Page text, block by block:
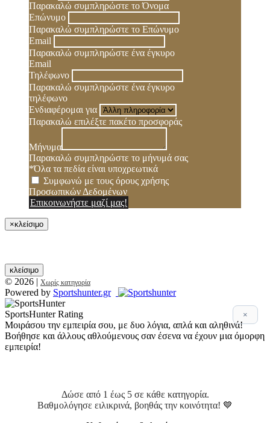
Παρακαλώ συμπληρώστε το Όνομα
Επώνυμο
Παρακαλώ συμπληρώστε το Επώνυμο
Email
Παρακαλώ συμπληρώστε ένα έγκυρο
Email
Τηλέφωνο
Παρακαλώ συμπληρώστε ένα έγκυρο
τηλέφωνο
Ενδιαφέρομαι για
Παρακαλώ επιλέξτε πακέτο προσφοράς
Μήνυμα
Παρακαλώ συμπληρώστε το μήνυμά σας
*Όλα τα πεδία είναι υποχρεωτικά
Συμφωνώ με τους όρους χρήσης
Προσωπικών Δεδομένων
Επικοινωνήστε μαζί μας!
×κλείσιμο
κλείσιμο
© 2026 | Χωρίς κατηγορία
Powered by Sportshunter.gr
×
SportsHunter Rating
Μοιράσου την εμπειρία σου, με δυο λόγια, απλά και αληθινά!
Βοήθησε και άλλους αθλούμενους σαν έσενα να έχουν μια όμορφη
εμπειρία!
Δώσε από 1 έως 5 σε κάθε κατηγορία.
Βαθμολόγησε ειλικρινά, βοηθάς την κοινότητα! 💙